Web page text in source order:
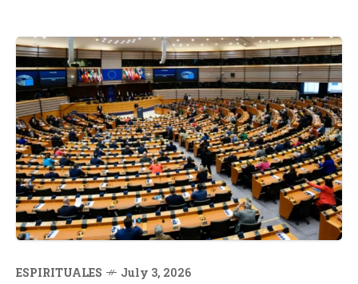
ESPIRITUALES July 3, 2026